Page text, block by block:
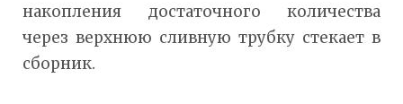
накопления достаточного количества
через верхнюю сливную трубку стекает в
сборник.